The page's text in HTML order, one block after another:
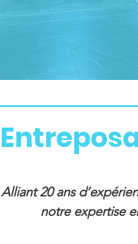
Alliant 20 ans
notre expertise